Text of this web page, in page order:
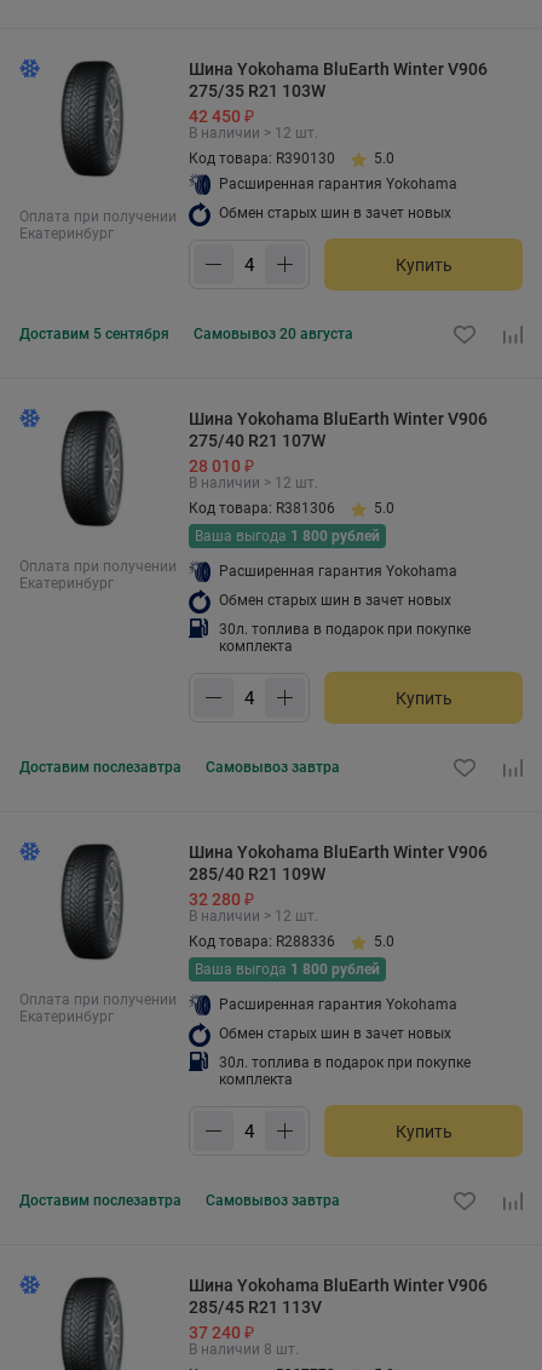
Оплата при получении
Екатеринбург
Шина Yokohama BluEarth Winter V906
275/35 R21 103W
42 450 ₽
В наличии > 12 шт.
Код товара: R390130
5.0
Расширенная гарантия Yokohama
Обмен старых шин в зачет новых
Купить
Доставим 5 сентября Самовывоз 20 августа
Оплата при получении
Екатеринбург
Шина Yokohama BluEarth Winter V906
275/40 R21 107W
28 010 ₽
В наличии > 12 шт.
Код товара: R381306
5.0
Ваша выгода 1 800 рублей
Расширенная гарантия Yokohama
Обмен старых шин в зачет новых
30л. топлива в подарок при покупке
комплекта
Купить
Доставим послезавтра Самовывоз завтра
Оплата при получении
Екатеринбург
Шина Yokohama BluEarth Winter V906
285/40 R21 109W
32 280 ₽
В наличии > 12 шт.
Код товара: R288336
5.0
Ваша выгода 1 800 рублей
Расширенная гарантия Yokohama
Обмен старых шин в зачет новых
30л. топлива в подарок при покупке
комплекта
Купить
Доставим послезавтра Самовывоз завтра
Шина Yokohama BluEarth Winter V906
285/45 R21 113V
37 240 ₽
В наличии 8 шт.